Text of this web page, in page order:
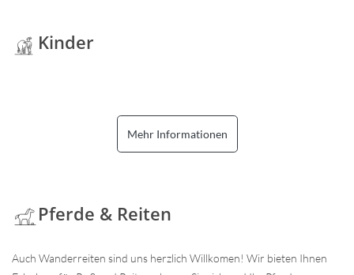
Kinder
Mehr Informationen
Pferde & Reiten
Auch Wanderreiten sind uns herzlich Willkomen! Wir bieten Ihnen